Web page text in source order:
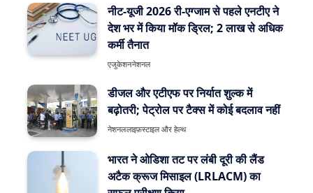
नीट-यूजी 2026 री-एग्जाम से पहले एनटीए ने
देश भर में किया मॉक ड्रिल; 2 लाख से अधिक
कर्मी तैनात
एजुकेशननेशनल
डीजल और एटीएफ पर निर्यात शुल्क में
बढ़ोतरी; पेट्रोल पर टैक्स में कोई बदलाव नहीं
नेशनललाइफ़स्टाइल और हेल्थ
भारत ने ओडिशा तट पर लंबी दूरी की लैंड
अटैक क्रूज मिसाइल (LRLACM) का